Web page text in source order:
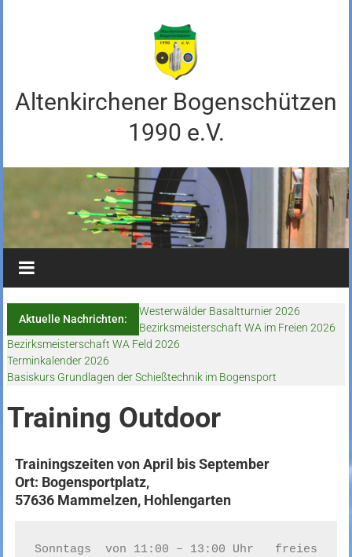
Altenkirchener Bogenschützen
1990 e.V.
Aktuelle Nachrichten:
Westerwälder Basaltturnier 2026
Bezirksmeisterschaft WA im Freien 2026
Bezirksmeisterschaft WA Feld 2026
Terminkalender 2026
Basiskurs Grundlagen der Schießtechnik im Bogensport
Training Outdoor
Trainingszeiten von April bis September
Ort: Bogensportplatz,
57636 Mammelzen, Hohlengarten
Sonntags  von 11:00 – 13:00 Uhr   freies